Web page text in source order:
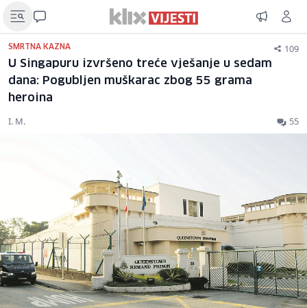
SMRTNA KAZNA 109
U Singapuru izvršeno treće vješanje u sedam
dana: Pogubljen muškarac zbog 55 grama
heroina
I. M. 55